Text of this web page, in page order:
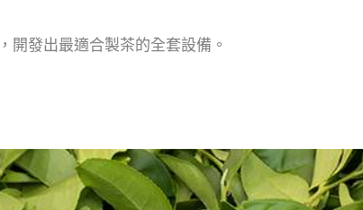
開發出最適合製茶的全套設備。